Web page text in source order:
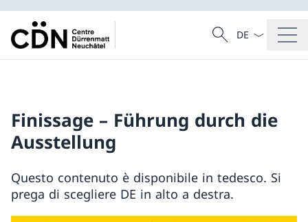
Cercare
Ricerca
Dal menu a
Finissage – Führung durch die
Ausstellung
Questo contenuto è disponibile in tedesco. Si
prega di scegliere DE in alto a destra.